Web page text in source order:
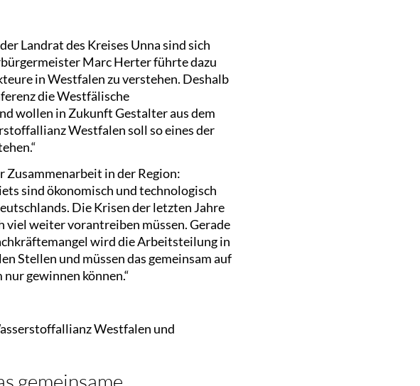
Landrat des Kreises Unna sind sich
Marc Herter führte dazu
in Westfalen zu verstehen. Deshalb
die Westfälische
wollen in Zukunft Gestalter aus dem
Westfalen soll so eines der
in der Region:
sind ökonomisch und technologisch
Die Krisen der letzten Jahre
viel weiter vorantreiben müssen. Gerade
wird die Arbeitsteilung in
Stellen und müssen das gemeinsam auf
gewinnen können.“
Westfalen und
gemeinsame